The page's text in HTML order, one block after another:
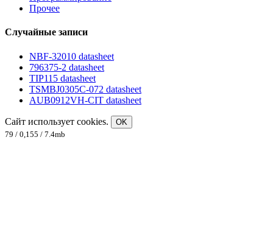
Прочее
Случайные записи
NBF-32010 datasheet
796375-2 datasheet
TIP115 datasheet
TSMBJ0305C-072 datasheet
AUB0912VH-CIT datasheet
Сайт использует cookies.
OK
79 / 0,155 / 7.4mb